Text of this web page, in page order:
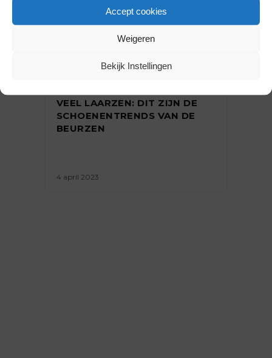
Accept cookies
Weigeren
Bekijk Instellingen
VEEL LAARZEN: DIT ZIJN DE
SCHOENENTRENDS VAN DE
BEURZEN
4 april 2023